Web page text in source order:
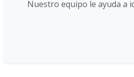
Nuestro equipo le ayuda a